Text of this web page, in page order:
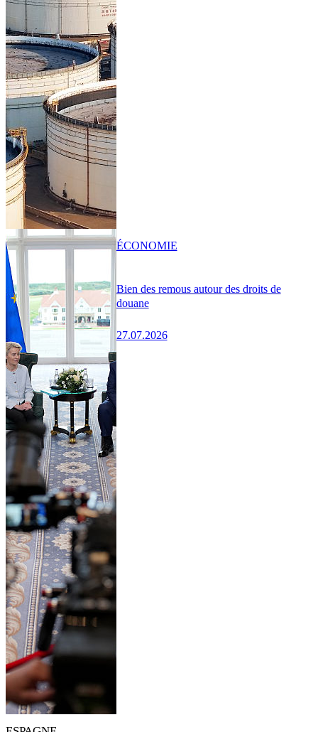
Bien des remous autour des droits de
douane
27.07.2026
ÉCONOMIE